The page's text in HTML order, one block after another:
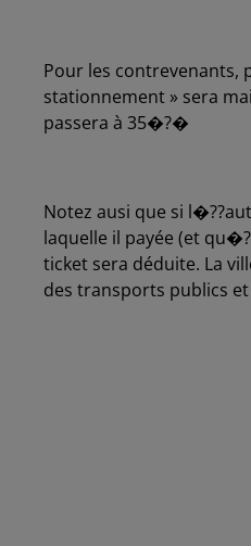
Pour les contrevenants,
stationnement » sera
passera à 35�?�
Notez ausi que si
laquelle il payée (et
ticket sera déduite. La
des transports publics